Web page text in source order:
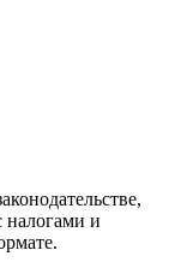
налогами и